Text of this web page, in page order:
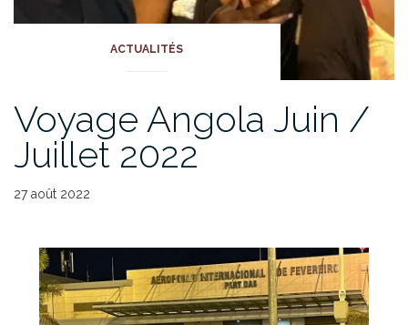
ACTUALITÉS
Voyage Angola Juin /
Juillet 2022
27 août 2022